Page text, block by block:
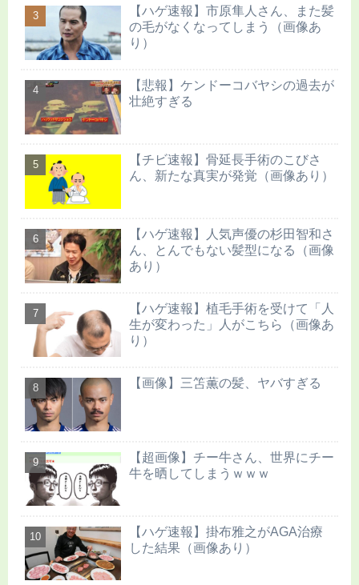
【ハゲ速報】市原隼人さん、また髪
の毛がなくなってしまう（画像あ
り）
【悲報】ケンドーコバヤシの過去が
壮絶すぎる
【チビ速報】骨延長手術のこびさ
ん、新たな真実が発覚（画像あり）
【ハゲ速報】人気声優の杉田智和さ
ん、とんでもない髪型になる（画像
あり）
【ハゲ速報】植毛手術を受けて「人
生が変わった」人がこちら（画像あ
り）
【画像】三笘薫の髪、ヤバすぎる
【超画像】チー牛さん、世界にチー
牛を晒してしまうｗｗｗ
【ハゲ速報】掛布雅之がAGA治療
した結果（画像あり）